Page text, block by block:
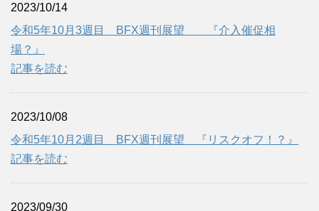
2023/10/14
令和5年10月3週目 BFX週刊展望 『介入催促相
場？』
記事を読む
2023/10/08
令和5年10月2週目 BFX週刊展望 『リスクオフ！？』
記事を読む
2023/09/30